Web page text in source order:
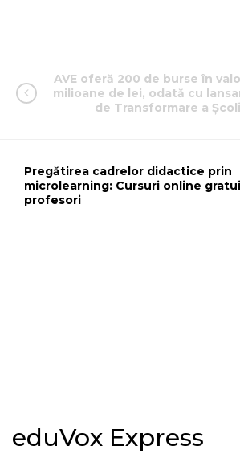
AVE oferă 200 de burse în
milioane de lei, odată cu
de Transformare a
Pregătirea cadrelor didactice prin
microlearning: Cursuri online
profesori
eduVox Express